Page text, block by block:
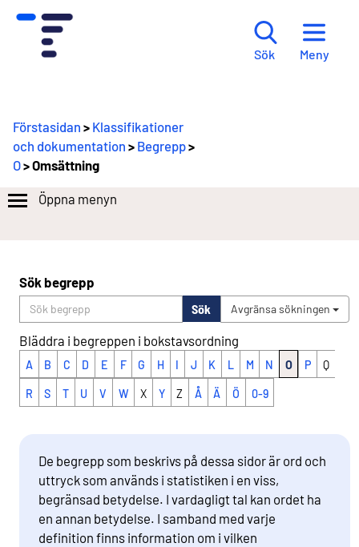
Sök Meny
Förstasidan > Klassifikationer
och dokumentation > Begrepp>
O> Omsättning
Öppna menyn
Sök begrepp
Sök Avgränsa sökningen
Bläddra i begreppen i bokstavsordning
A B C D E F G H I J K L M N O P Q
R S T U V W X Y Z Å Ä Ö 0-9
De begrepp som beskrivs på dessa sidor är ord och
uttryck som används i statistiken i en viss,
begränsad betydelse. I vardagligt tal kan ordet ha
en annan betydelse. I samband med varje
definition finns information om i vilken